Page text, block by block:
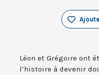
Léon et Grégoire ont
l’histoire à devenir